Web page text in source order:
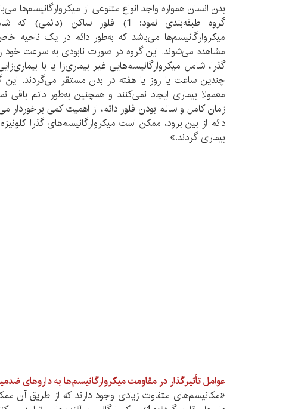
بدن انسان همواره واجد انواع متنوعی از میکروارگانیسم‌ها
گروه طبقه‌بندی نمود: 1) فلور ساکن
میکروارگانیسم‌ها می‌باشد که به‌طور دائم در یک
گذرا، شامل میکروارگانیسم‌هایی غیر بیماری‌زا یا با
چندین ساعت یا روز یا هفته در بدن مستقر می‌گردند.
معمولا بیماری ایجاد نمی‌کنند و همچنین به‌طور دائم باقی
زمان کامل و سالم بودن فلور دائم، از اهمیت کمی برخوردار
دائم از بین برود، ممکن است میکروارگانیسم‌های گذرا
بیماری گردند.»
عوامل تأثیرگذار در مقاومت میکروارگانیسم‌ها به داروهای
«مکانیسم‌های متفاوت زیادی وجود دارند که از طریق آن